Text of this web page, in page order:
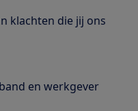
klachten die jij ons
en werkgever